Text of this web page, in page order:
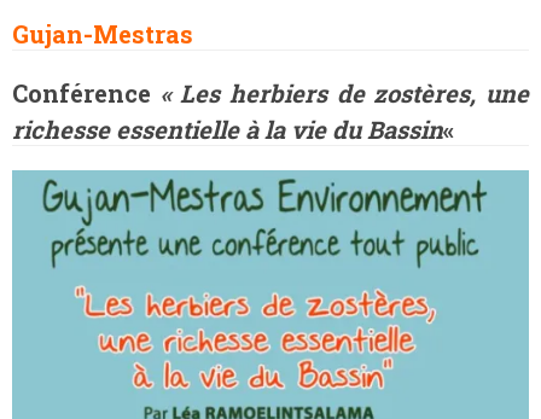
Gujan-Mestras
Conférence « Les herbiers de zostères, une
richesse essentielle à la vie du Bassin«